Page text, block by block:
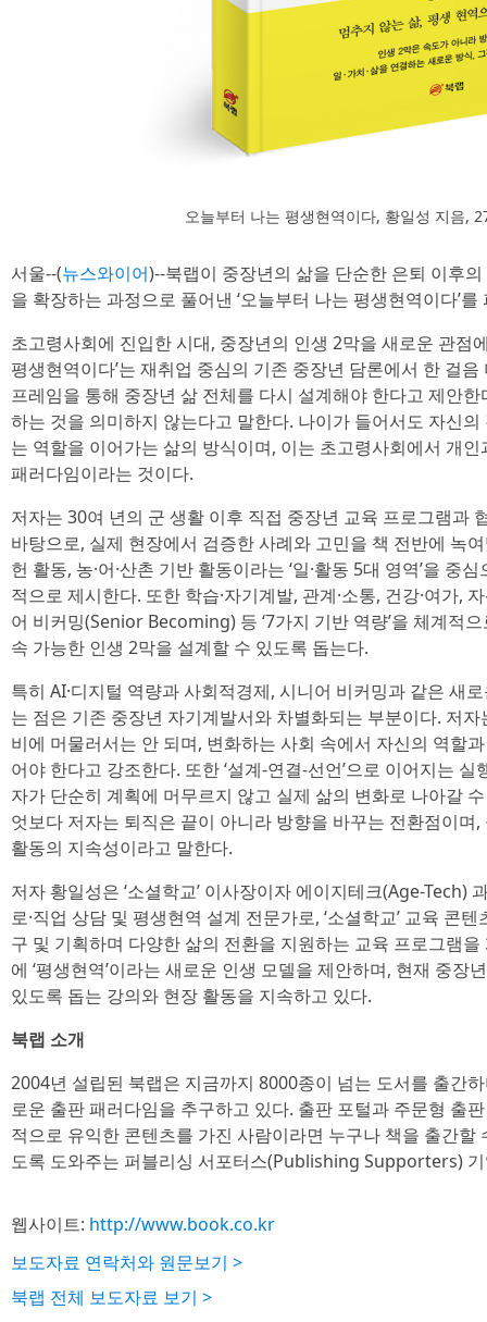
오늘부터 나는 평생현역이다, 황일성 지음,
서울--(뉴스와이어)--북랩이 중장년의 삶을 단순한 은퇴 이후
을 확장하는 과정으로 풀어낸 ‘오늘부터 나는 평생현역이다’를
초고령사회에 진입한 시대, 중장년의 인생 2막을 새로운 관점
평생현역이다’는 재취업 중심의 기존 중장년 담론에서 한 걸음
프레임을 통해 중장년 삶 전체를 다시 설계해야 한다고 제안
하는 것을 의미하지 않는다고 말한다. 나이가 들어서도 자신
는 역할을 이어가는 삶의 방식이며, 이는 초고령사회에서 개
패러다임이라는 것이다.
저자는 30여 년의 군 생활 이후 직접 중장년 교육 프로그램과
바탕으로, 실제 현장에서 검증한 사례와 고민을 책 전반에 녹
헌 활동, 농·어·산촌 기반 활동이라는 ‘일·활동 5대 영역’을 중
적으로 제시한다. 또한 학습·자기계발, 관계·소통, 건강·여가,
어 비커밍(Senior Becoming) 등 ‘7가지 기반 역량’을 체계적
속 가능한 인생 2막을 설계할 수 있도록 돕는다.
특히 AI·디지털 역량과 사회적경제, 시니어 비커밍과 같은 새
는 점은 기존 중장년 자기계발서와 차별화되는 부분이다. 저
비에 머물러서는 안 되며, 변화하는 사회 속에서 자신의 역할
어야 한다고 강조한다. 또한 ‘설계-연결-선언’으로 이어지는
자가 단순히 계획에 머무르지 않고 실제 삶의 변화로 나아갈
엇보다 저자는 퇴직은 끝이 아니라 방향을 바꾸는 전환점이며
활동의 지속성이라고 말한다.
저자 황일성은 ‘소셜학교’ 이사장이자 에이지테크(Age-Tech)
로·직업 상담 및 평생현역 설계 전문가로, ‘소셜학교’ 교육 콘
구 및 기획하며 다양한 삶의 전환을 지원하는 교육 프로그램
에 ‘평생현역’이라는 새로운 인생 모델을 제안하며, 현재 중장
있도록 돕는 강의와 현장 활동을 지속하고 있다.
북랩 소개
2004년 설립된 북랩은 지금까지 8000종이 넘는 도서를 출간
로운 출판 패러다임을 추구하고 있다. 출판 포털과 주문형 출
적으로 유익한 콘텐츠를 가진 사람이라면 누구나 책을 출간할
도록 도와주는 퍼블리싱 서포터스(Publishing Supporters)
웹사이트: http://www.book.co.kr
보도자료 연락처와 원문보기 >
북랩 전체 보도자료 보기 >